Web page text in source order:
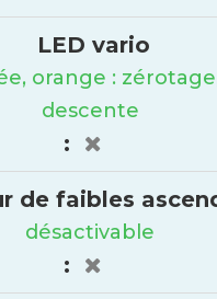
LED vario
orange :
descente
:
de faibles
désactivable
: